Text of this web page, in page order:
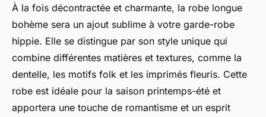
À la fois décontractée et charmante, la robe longue
bohème sera un ajout sublime à votre garde-robe
hippie. Elle se distingue par son style unique qui
combine différentes matières et textures, comme la
dentelle, les motifs folk et les imprimés fleuris. Cette
robe est idéale pour la saison printemps-été et
apportera une touche de romantisme et un esprit